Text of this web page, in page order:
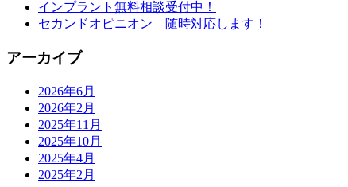
インプラント無料相談受付中！
セカンドオピニオン 随時対応します！
アーカイブ
2026年6月
2026年2月
2025年11月
2025年10月
2025年4月
2025年2月